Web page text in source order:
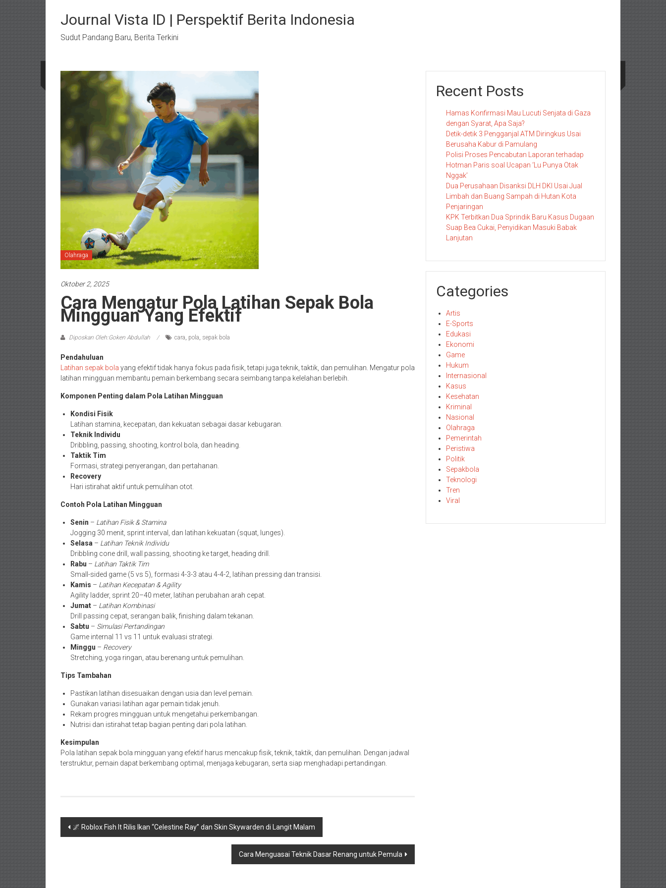
kontenJournal Vista ID | Perspektif Berita Indonesia
Sudut Pandang Baru, Berita Terkini
Olahraga
Oktober 2, 2025
Cara Mengatur Pola Latihan Sepak Bola
Mingguan Yang Efektif
Diposkan Oleh:Goken Abdullah cara, pola, sepak bola
Pendahuluan
Latihan sepak bola yang efektif tidak hanya fokus pada fisik, tetapi juga teknik, taktik, dan pemulihan. Mengatur pola
latihan mingguan membantu pemain berkembang secara seimbang tanpa kelelahan berlebih.
Komponen Penting dalam Pola Latihan Mingguan
Kondisi Fisik
Latihan stamina, kecepatan, dan kekuatan sebagai dasar kebugaran.
Teknik Individu
Dribbling, passing, shooting, kontrol bola, dan heading.
Taktik Tim
Formasi, strategi penyerangan, dan pertahanan.
Recovery
Hari istirahat aktif untuk pemulihan otot.
Contoh Pola Latihan Mingguan
Senin – Latihan Fisik & Stamina
Jogging 30 menit, sprint interval, dan latihan kekuatan (squat, lunges).
Selasa – Latihan Teknik Individu
Dribbling cone drill, wall passing, shooting ke target, heading drill.
Rabu – Latihan Taktik Tim
Small-sided game (5 vs 5), formasi 4-3-3 atau 4-4-2, latihan pressing dan transisi.
Kamis – Latihan Kecepatan & Agility
Agility ladder, sprint 20–40 meter, latihan perubahan arah cepat.
Jumat – Latihan Kombinasi
Drill passing cepat, serangan balik, finishing dalam tekanan.
Sabtu – Simulasi Pertandingan
Game internal 11 vs 11 untuk evaluasi strategi.
Minggu – Recovery
Stretching, yoga ringan, atau berenang untuk pemulihan.
Tips Tambahan
Pastikan latihan disesuaikan dengan usia dan level pemain.
Gunakan variasi latihan agar pemain tidak jenuh.
Rekam progres mingguan untuk mengetahui perkembangan.
Nutrisi dan istirahat tetap bagian penting dari pola latihan.
Kesimpulan
Pola latihan sepak bola mingguan yang efektif harus mencakup fisik, teknik, taktik, dan pemulihan. Dengan jadwal
terstruktur, pemain dapat berkembang optimal, menjaga kebugaran, serta siap menghadapi pertandingan.
Navigasi
🌌 Roblox Fish It Rilis Ikan “Celestine Ray” dan Skin Skywarden di Langit Malam
Cara Menguasai Teknik Dasar Renang untuk Pemula
Recent Posts
Hamas Konfirmasi Mau Lucuti Senjata di Gaza
dengan Syarat, Apa Saja?
Detik-detik 3 Pengganjal ATM Diringkus Usai
Berusaha Kabur di Pamulang
Polisi Proses Pencabutan Laporan terhadap
Hotman Paris soal Ucapan ‘Lu Punya Otak
Nggak’
Dua Perusahaan Disanksi DLH DKI Usai Jual
Limbah dan Buang Sampah di Hutan Kota
Penjaringan
KPK Terbitkan Dua Sprindik Baru Kasus Dugaan
Suap Bea Cukai, Penyidikan Masuki Babak
Lanjutan
Categories
Artis
E-Sports
Edukasi
Ekonomi
Game
Hukum
Internasional
Kasus
Kesehatan
Kriminal
Nasional
Olahraga
Pemerintah
Peristiwa
Politik
Sepakbola
Teknologi
Tren
Viral